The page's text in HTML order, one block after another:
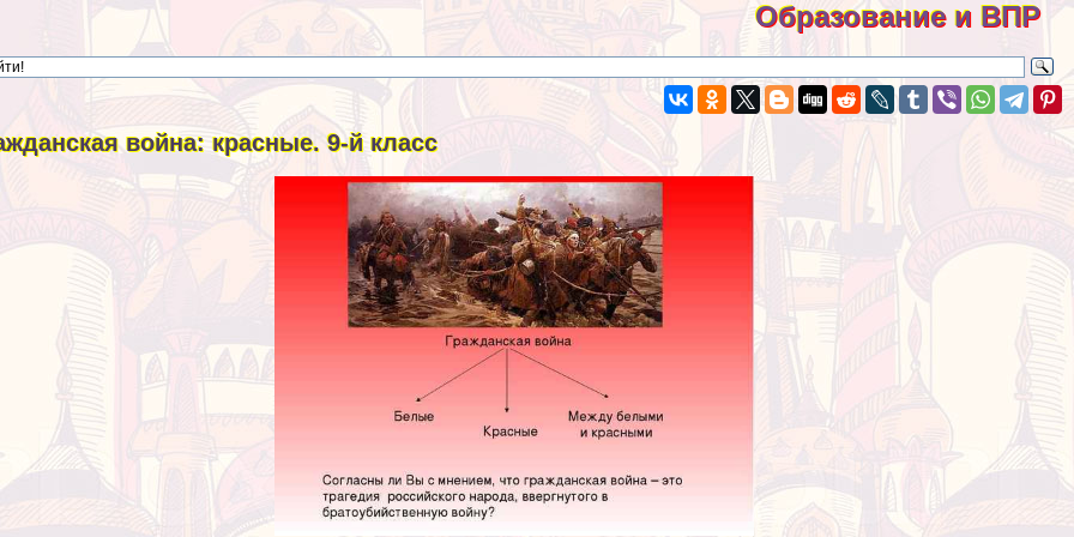
Образование и ВПР
война: красные. 9-й класс